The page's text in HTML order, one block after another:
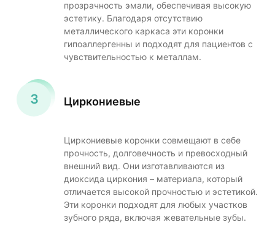
прозрачность эмали, обеспечивая высокую
эстетику. Благодаря отсутствию
металлического каркаса эти коронки
гипоаллергенны и подходят для пациентов с
чувствительностью к металлам.
Циркониевые
Циркониевые коронки совмещают в себе
прочность, долговечность и превосходный
внешний вид. Они изготавливаются из
диоксида циркония – материала, который
отличается высокой прочностью и эстетикой.
Эти коронки подходят для любых участков
зубного ряда, включая жевательные зубы.